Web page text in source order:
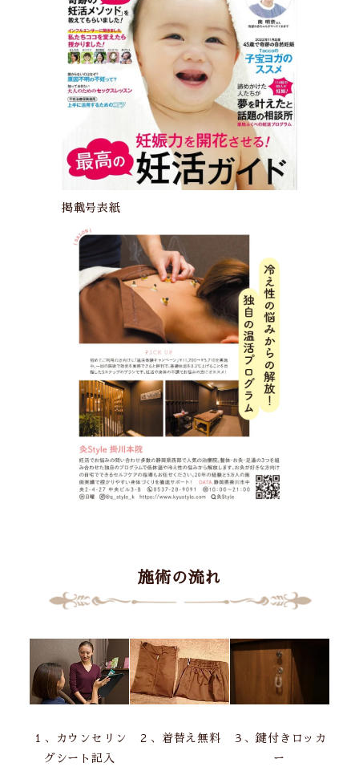
掲載号表紙
施術の流れ
１、カウンセリン
グシート記入
２、着替え無料
３、鍵付きロッカ
ー